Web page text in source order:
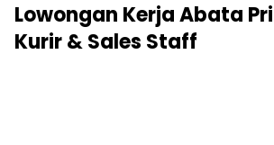
Lowongan Kerja Abata
Kurir & Sales Staff